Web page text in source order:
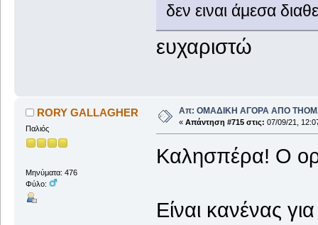
δεν ειναι άμεσα
ευχαριστώ
RORY GALLAGHER
Παλιός
Μηνύματα: 476
Φύλο:
Απ: ΟΜΑΔΙΚΗ ΑΓΟΡΑ ΑΠΟ
« Απάντηση #715 στις: 07/09/21,
Καλησπέρα! Ο
Είναι κανένας